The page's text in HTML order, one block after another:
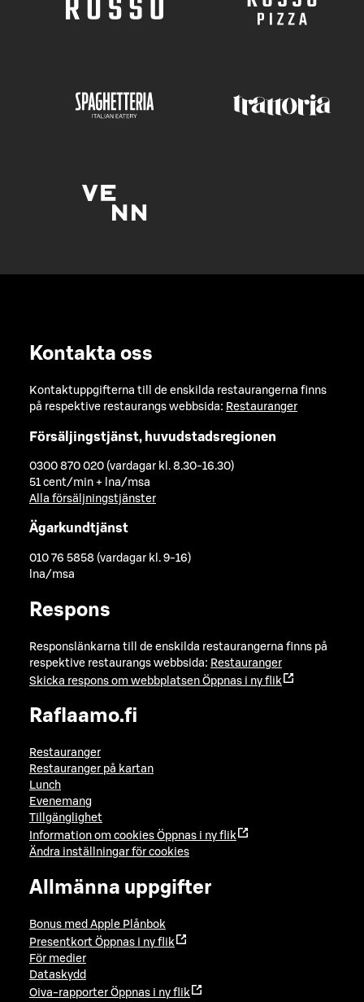
Kontakta oss
Kontaktuppgifterna till de enskilda restaurangerna finns
på respektive restaurangs webbsida: Restauranger
Försäljingstjänst, huvudstadsregionen
0300 870 020 (vardagar kl. 8.30-16.30)
51 cent/min + lna/msa
Alla försäljningstjänster
Ägarkundtjänst
010 76 5858 (vardagar kl. 9-16)
lna/msa
Respons
Responslänkarna till de enskilda restaurangerna finns på
respektive restaurangs webbsida: Restauranger
Skicka respons om webbplatsen Öppnas i ny flik
Raflaamo.fi
Restauranger
Restauranger på kartan
Lunch
Evenemang
Tillgänglighet
Information om cookies Öppnas i ny flik
Ändra inställningar för cookies
Allmänna uppgifter
Bonus med Apple Plånbok
Presentkort Öppnas i ny flik
För medier
Dataskydd
Oiva-rapporter Öppnas i ny flik